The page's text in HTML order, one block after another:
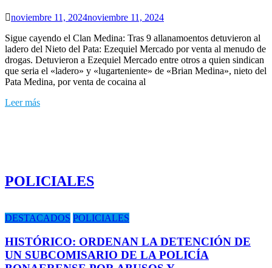
noviembre 11, 2024noviembre 11, 2024
Sigue cayendo el Clan Medina: Tras 9 allanamoentos detuvieron al
ladero del Nieto del Pata: Ezequiel Mercado por venta al menudo de
drogas. Detuvieron a Ezequiel Mercado entre otros a quien sindican
que seria el «ladero» y «lugarteniente» de «Brian Medina», nieto del
Pata Medina, por venta de cocaina al
Leer más
POLICIALES
DESTACADOS POLICIALES
HISTÓRICO: ORDENAN LA DETENCIÓN DE
UN SUBCOMISARIO DE LA POLICÍA